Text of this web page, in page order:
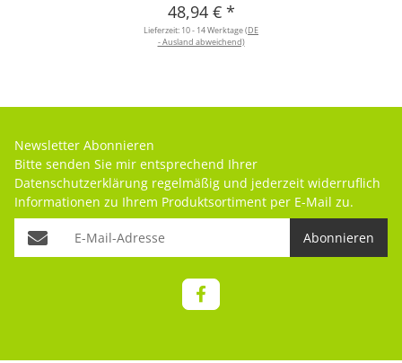
48,94 € *
Lieferzeit: 10 - 14 Werktage(DE
- Ausland abweichend)
Newsletter Abonnieren
Bitte senden Sie mir entsprechend Ihrer
Datenschutzerklärung regelmäßig und jederzeit widerruflich
Informationen zu Ihrem Produktsortiment per E-Mail zu.
Abonnieren